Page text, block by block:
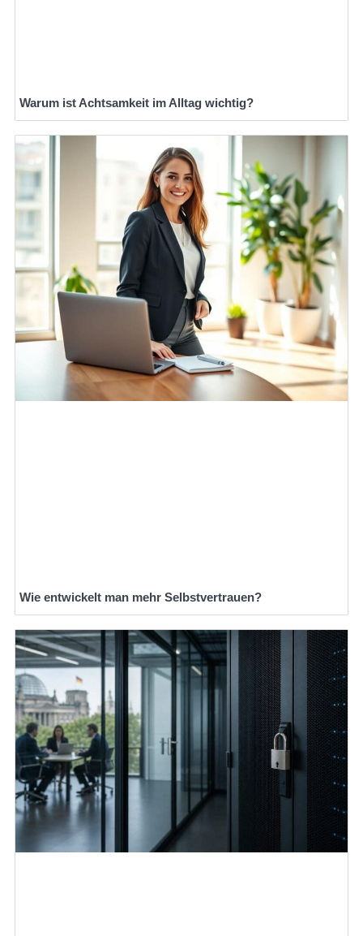
Warum ist Achtsamkeit im Alltag wichtig?
Wie entwickelt man mehr Selbstvertrauen?